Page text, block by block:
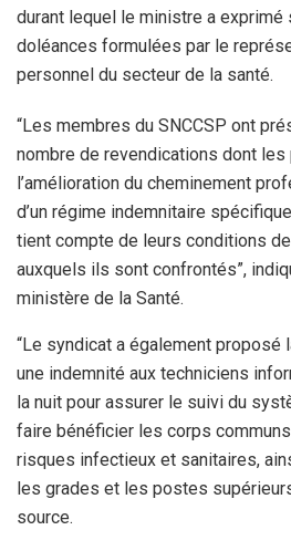
durant lequel le ministre a exprimé
doléances formulées par le
personnel du secteur de la santé.
“Les membres du SNCCSP ont
nombre de revendications dont
l’amélioration du cheminement
d’un régime indemnitaire
tient compte de leurs conditions
auxquels ils sont confrontés”,
ministère de la Santé.
“Le syndicat a également proposé
une indemnité aux techniciens
la nuit pour assurer le suivi du
faire bénéficier les corps
risques infectieux et sanitaires,
les grades et les postes
source.